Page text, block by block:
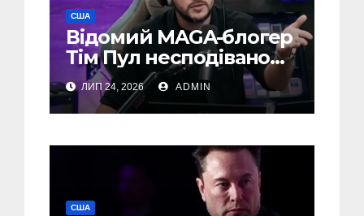
США
Відомий MAGA-блогер
Тім Пул несподівано
підтримав Україну
ЛИП 24, 2026 ADMIN
США